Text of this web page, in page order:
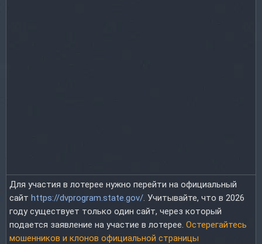
Для участия в лотерее нужно перейти на официальный
сайт https://dvprogram.state.gov/ . Учитывайте, что в 2026
году существует только один сайт, через который
подается заявление на участие в лотерее. Остерегайтесь
мошенников и клонов официальной страницы